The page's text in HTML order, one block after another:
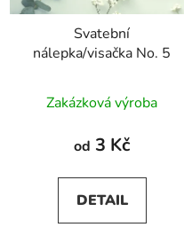
Svatební
nálepka/visačka No. 5
Zakázková výroba
od 3 Kč
DETAIL